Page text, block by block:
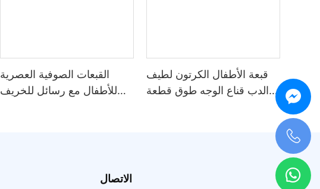
القبعات الصوفية العصرية
للأطفال مع رسائل للخريف
قبعة الأطفال الكرتون لطيف
الدب قناع الوجه طوق قطعة
الاتصال